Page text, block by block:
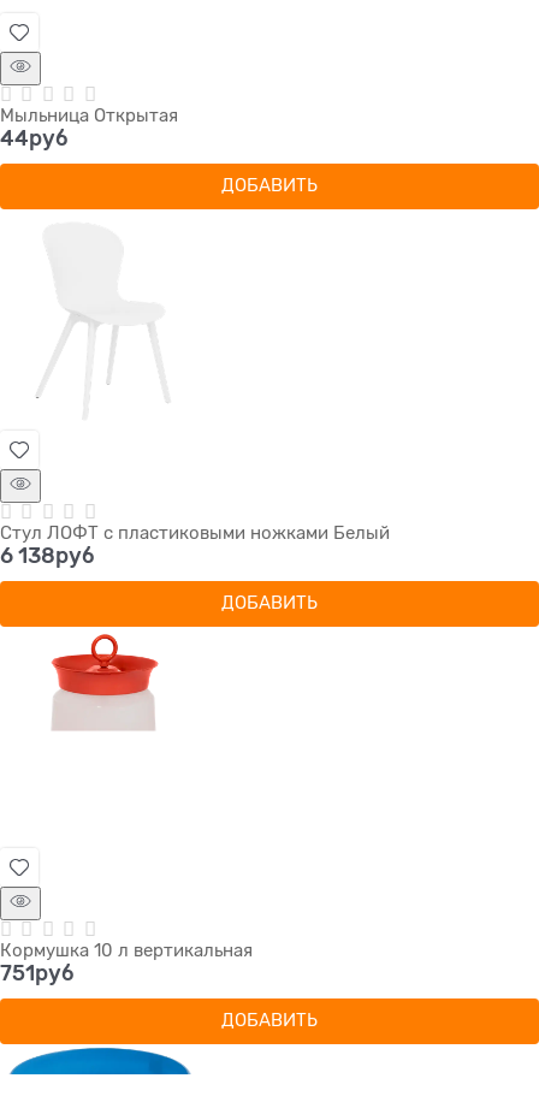
Мыльница Открытая
44руб
ДОБАВИТЬ
Стул ЛОФТ с пластиковыми ножками Белый
6 138руб
ДОБАВИТЬ
Кормушка 10 л вертикальная
751руб
ДОБАВИТЬ